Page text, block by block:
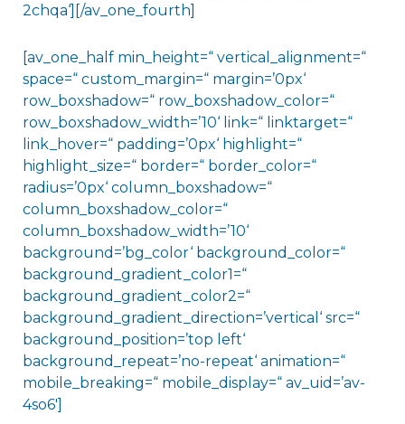
2chqa‘][/av_one_fourth]
[av_one_half min_height=“ vertical_alignment=“
space=“ custom_margin=“ margin=’0px‘
row_boxshadow=“ row_boxshadow_color=“
row_boxshadow_width=’10‘ link=“ linktarget=“
link_hover=“ padding=’0px‘ highlight=“
highlight_size=“ border=“ border_color=“
radius=’0px‘ column_boxshadow=“
column_boxshadow_color=“
column_boxshadow_width=’10‘
background=’bg_color‘ background_color=“
background_gradient_color1=“
background_gradient_color2=“
background_gradient_direction=’vertical‘ src=“
background_position=’top left‘
background_repeat=’no-repeat‘ animation=“
mobile_breaking=“ mobile_display=“ av_uid=’av-
4so6′]